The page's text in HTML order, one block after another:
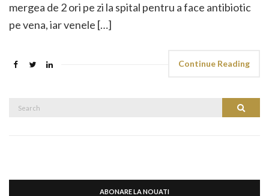
mergea de 2 ori pe zi la spital pentru a face antibiotic
pe vena, iar venele […]
Continue Reading
Search
ABONARE LA NOUATI